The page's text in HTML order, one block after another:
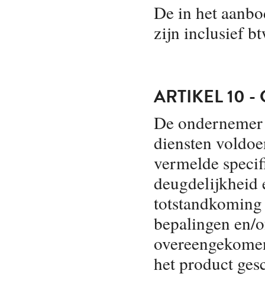
De in het
zijn inclusief
ARTIKEL 10 -
De
diensten
vermelde
deugdelijkheid
bepalingen en/
het product